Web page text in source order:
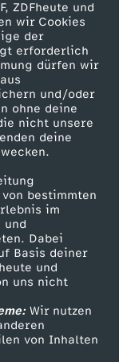
ZDFheute und
wir Cookies
der
erforderlich
dürfen wir
und/oder
ohne deine
nicht unsere
deine
bestimmten
im
und
Dabei
Basis deiner
und
uns nicht
Wir nutzen
von Inhalten